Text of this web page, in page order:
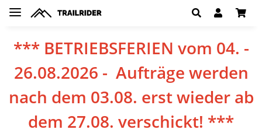
*** BETRIEBSFERIEN vom 04. -
26.08.2026 - Aufträge werden
nach dem 03.08. erst wieder ab
dem 27.08. verschickt! ***